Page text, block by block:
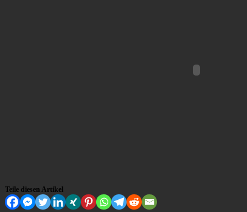
Teile diesen Artikel